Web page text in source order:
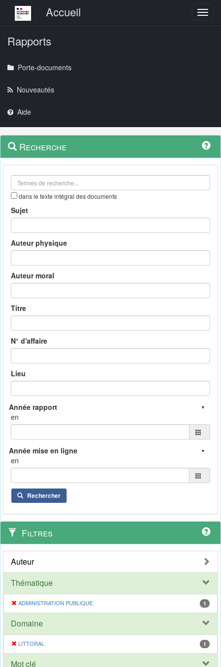
Menu principalAccueil
Rapports
Porte-documents
Nouveautés
Aide
Navigation
outils
Menu
contextuel
Recherche
dans le texte intégral des documents
Sujet
Auteur physique
Auteur moral
Titre
N° d'affaire
Lieu
en
en
Rechercher
Filtres
Auteur
Thématique
ADMINISTRATION PUBLIQUE 1
Domaine
LITTORAL 1
Mot clé